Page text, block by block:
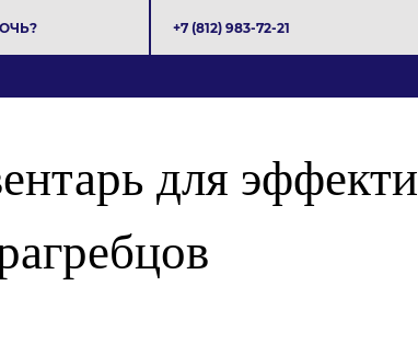
+7 (812) 983-72-21
для